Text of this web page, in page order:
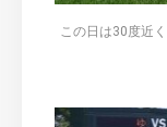
この日は30度近